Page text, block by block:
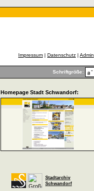
Impressum | Datenschutz | Admin
Schriftgröße:
Homepage Stadt Schwandorf:
Stadtarchiv
Schwandorf